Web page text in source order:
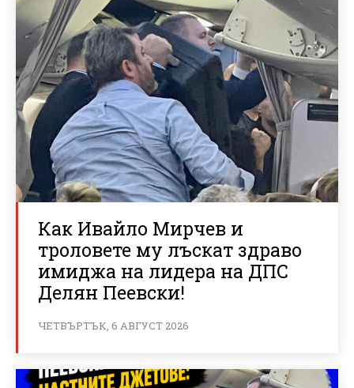
Как Ивайло Мирчев и
троловете му лъскат здраво
имиджа на лидера на ДПС
Делян Пеевски!
ЧЕТВЪРТЪК, 6 АВГУСТ 2026